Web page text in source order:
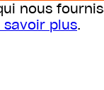
nous
savoir plus.